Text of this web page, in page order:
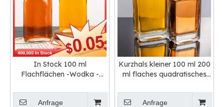
In Stock 100 ml
Flachflächen -Wodka -
Verkauf
Anfrage
Kurzhals kleiner 100 ml 200
ml flaches quadratisches
Anfrage